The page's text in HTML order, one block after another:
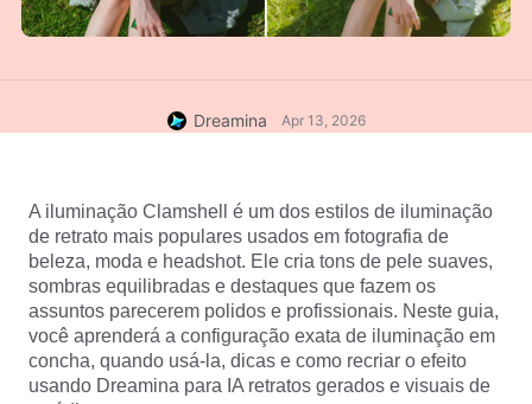
Dreamina Apr 13, 2026
A iluminação Clamshell é um dos estilos de iluminação
de retrato mais populares usados em fotografia de
beleza, moda e headshot. Ele cria tons de pele suaves,
sombras equilibradas e destaques que fazem os
assuntos parecerem polidos e profissionais. Neste guia,
você aprenderá a configuração exata de iluminação em
concha, quando usá-la, dicas e como recriar o efeito
usando Dreamina para IA retratos gerados e visuais de